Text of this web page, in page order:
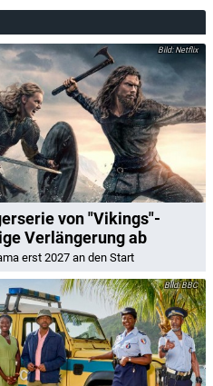
Netflix
von "Vikings"-
Verlängerung ab
erst 2027 an den Start
BBC